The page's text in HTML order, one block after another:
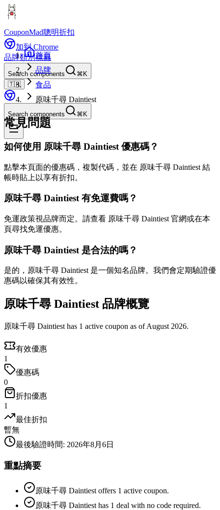
CouponMad聰明折扣
加到 Chrome
品牌類別標籤
Search components
⌘K
🇹🇼
Search components ⌘K
首頁
品牌
食品
原味千尋 Daintiest
常見問題
如何使用 原味千尋 Daintiest 優惠碼？
點擊本頁面的優惠碼，複製代碼，並在 原味千尋 Daintiest 結
帳時貼上以享有折扣。
原味千尋 Daintiest 有免運費嗎？
免運政策視品牌而定。請查看 原味千尋 Daintiest 官網或在本
頁尋找免運優惠。
原味千尋 Daintiest 是合法的嗎？
是的，原味千尋 Daintiest 是一個知名品牌。我們會定期驗證優
惠碼以確保其有效性。
原味千尋 Daintiest 品牌概覽
原味千尋 Daintiest has 1 active coupon as of August 2026.
有效優惠
1
優惠碼
0
折扣優惠
1
最佳折扣
暫無
最後驗證時間: 2026年8月6日
重點摘要
原味千尋 Daintiest offers 1 active coupon.
原味千尋 Daintiest has 1 deal with no code required.